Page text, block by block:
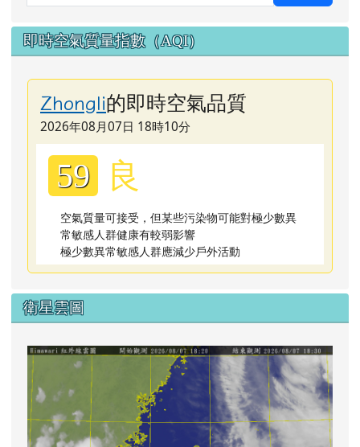
即時空氣質量指數（AQI）
Zhongli的即時空氣品質
2026年08月07日 18時10分
59 良
空氣質量可接受，但某些污染物可能對極少數異
常敏感人群健康有較弱影響
極少數異常敏感人群應減少戶外活動
衛星雲圖
link